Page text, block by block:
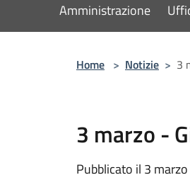
Amministrazione
Home > Notizie > 3
3 marzo -
Pubblicato il 3